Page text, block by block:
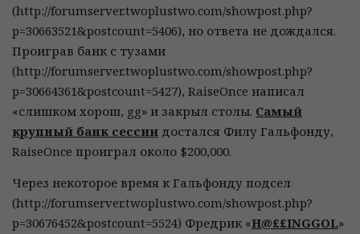
(http://forumserver.twoplustwo.com/showpost.php?
p=30663521&postcount=5406), но ответа не дождался.
Проиграв банк с тузами
(http://forumserver.twoplustwo.com/showpost.php?
p=30664361&postcount=5427), RaiseOnce написал
«слишком хорош, gg» и закрыл столы. Самый
крупный банк сессии достался Филу Гальфонду,
RaiseOnce проиграл около $200,000.
Через некоторое время к Гальфонду подсел
(http://forumserver.twoplustwo.com/showpost.php?
p=30676452&postcount=5524) Фредрик «H@££INGGOL»